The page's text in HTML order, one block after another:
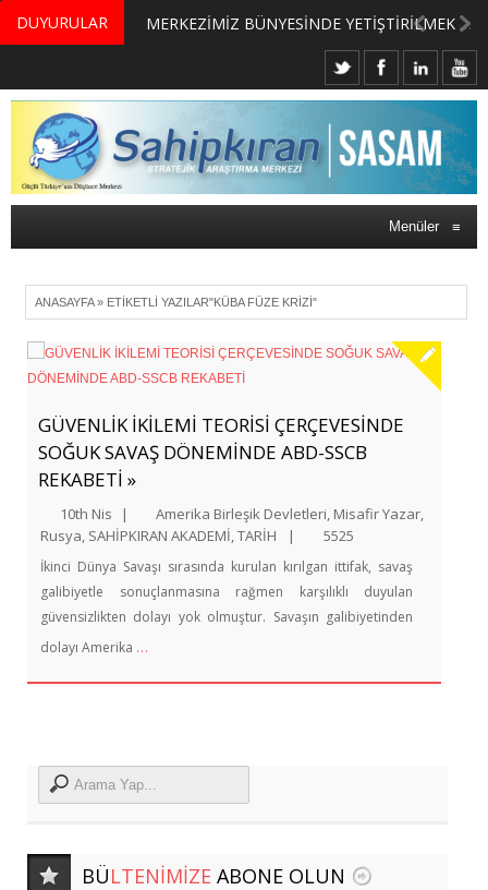
DUYURULAR MERKEZİMİZ BÜNYESİNDE YETİŞTİRİLMEK ÜZERE GÖNÜLLÜ ÜLKE MASASI UZMANI VE UZMAN ADAYLARI ARIYORUZ
Menüler ≡
ANASAYFA» ETIKETLI YAZILAR"KÜBA FÜZE KRIZI"
GÜVENLİK İKİLEMİ TEORİSİ ÇERÇEVESİNDE
SOĞUK SAVAŞ DÖNEMİNDE ABD-SSCB
REKABETİ »
10th Nis | Amerika Birleşik Devletleri Misafir Yazar
Rusya SAHİPKIRAN AKADEMİ TARİH | 5525
İkinci Dünya Savaşı sırasında kurulan kırılgan ittifak, savaş
galibiyetle sonuçlanmasına rağmen karşılıklı duyulan
güvensizlikten dolayı yok olmuştur. Savaşın galibiyetinden
dolayı Amerika …
BÜLTENIMIZE ABONE OLUN